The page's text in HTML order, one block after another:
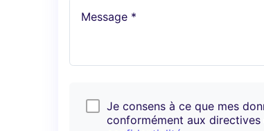
Message *
Je consens à ce que mes
conformément aux directives